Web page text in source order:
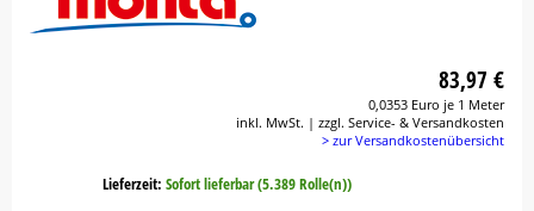
83,97 €
0,0353 Euro je 1 Meter
inkl. MwSt. | zzgl. Service- & Versandkosten
> zur Versandkostenübersicht
Lieferzeit: Sofort lieferbar (5.389 Rolle(n))